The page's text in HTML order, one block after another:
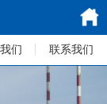
们 联系我们